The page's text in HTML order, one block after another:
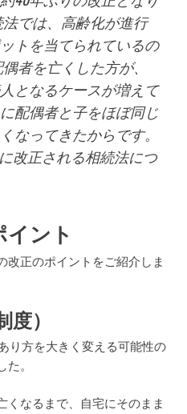
では、高齢化が進行
トを当てられているの
者を亡くした方が、
となるケースが増えて
配偶者と子をほぼ同じ
なってきたからです。
改正される相続法につ
イント
改正のポイントをご紹介しま
）
り方を大きく変える可能性の
。
くなるまで、自宅にそのまま